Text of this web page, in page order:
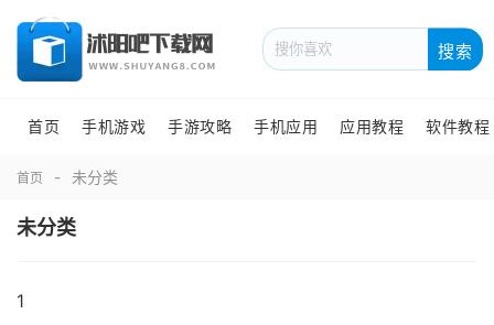
搜索
首页 手机游戏 手游攻略 手机应用 应用教程 软件教程
首页 未分类
未分类
1